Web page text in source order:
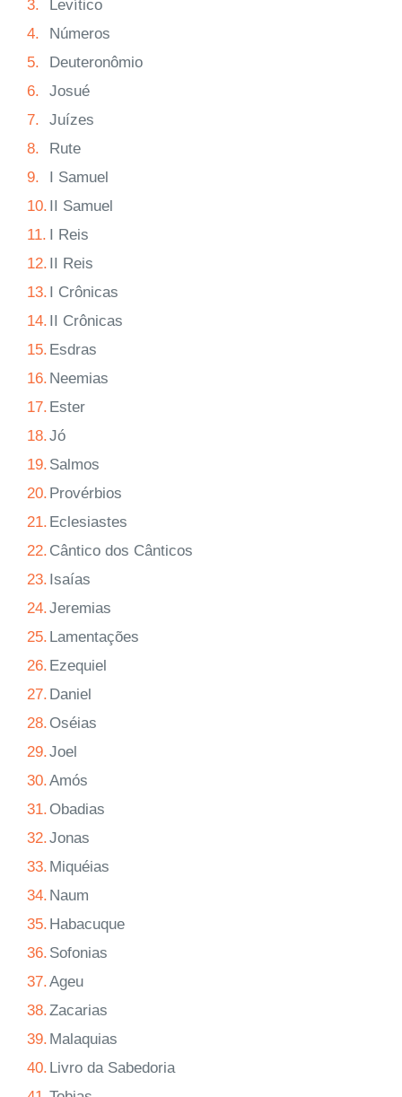
3.
Levítico
4.
Números
5.
Deuteronômio
6.
Josué
7.
Juízes
8.
Rute
9.
I Samuel
10. II Samuel
11. I Reis
12. II Reis
13. I Crônicas
14. II Crônicas
15. Esdras
16. Neemias
17. Ester
18.Jó
19. Salmos
20. Provérbios
21. Eclesiastes
22. Cântico dos Cânticos
23. Isaías
24.Jeremias
25. Lamentações
26. Ezequiel
27. Daniel
28. Oséias
29.Joel
30.Amós
31. Obadias
32.Jonas
33. Miquéias
34. Naum
35. Habacuque
36. Sofonias
37.Ageu
38.Zacarias
39. Malaquias
40. Livro da Sabedoria